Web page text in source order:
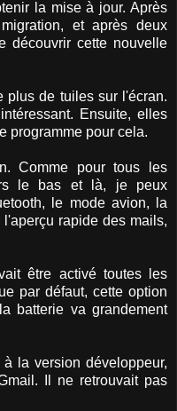
la mise à jour. Après
et après deux
découvrir cette nouvelle
plus de tuiles sur l'écran.
Ensuite, elles
programme pour cela.
Comme pour tous les
le bas et là, je peux
le mode avion, la
rapide des mails,
être activé toutes les
par défaut, cette option
batterie va grandement
la version développeur,
Il ne retrouvait pas